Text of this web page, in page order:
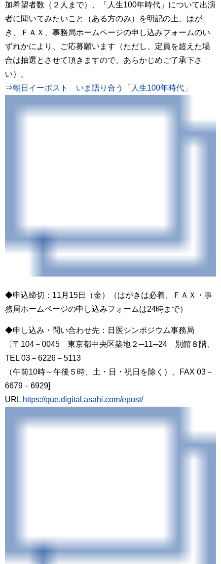
加希望者数（２人まで）、「人生100年時代」について出演
者に聞いてみたいこと（ある方のみ）を明記の上、はが
き、ＦＡＸ、事務局ホームページの申し込みフォームのい
ずれかにより、ご応募願います（ただし、定員を超えた場
合は抽選とさせて頂きますので、あらかじめご了承下さ
い）。
⇒朝日イーポスト いま語り合う「人生100年時代」
◆申込締切：11月15日（金）（はがきは必着、ＦＡＸ・事
務局ホームページの申し込みフォームは24時まで）
◆申し込み・問い合わせ先：日医シンポジウム事務局
〔〒104－0045 東京都中央区築地２─11─24 別館８階、
TEL 03－6226－5113
（午前10時～午後５時、土・日・祝日を除く）、FAX 03－
6679－6929]
URL https://que.digital.asahi.com/epost/